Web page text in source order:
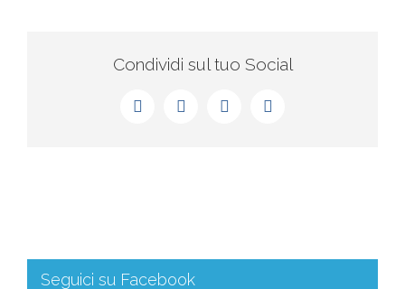
Condividi sul tuo Social
Seguici su Facebook